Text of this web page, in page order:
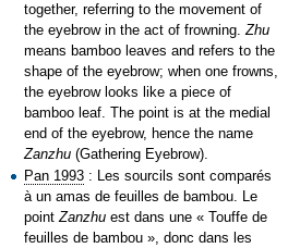
together, referring to the movement of
the eyebrow in the act of frowning.Zhu
means bamboo leaves and refers to the
shape of the eyebrow; when one frowns,
the eyebrow looks like a piece of
bamboo leaf. The point is at the medial
end of the eyebrow, hence the name
Zanzhu (Gathering Eyebrow).
Pan 1993 : Les sourcils sont comparés
à un amas de feuilles de bambou. Le
pointZanzhu est dans une « Touffe de
feuilles de bambou », donc dans les